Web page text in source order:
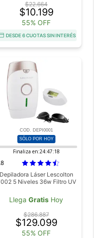
$22.664
$10.199
55% OFF
DESDE 6 CUOTAS SIN INTERÉS
COD. DEPI0001
SÓLO POR HOY
Finaliza en:24:47:17
Depiladora Láser Lescolton
5 Niveles 36w Filtro UV
Llega Gratis Hoy
$286.887
$129.099
55% OFF